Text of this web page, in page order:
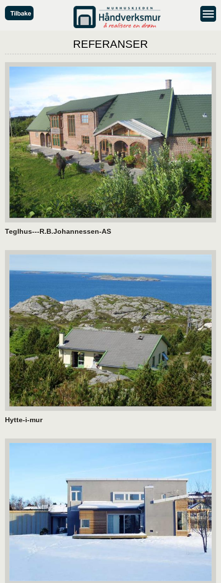
REFERANSER
Teglhus---R.B.Johannessen-AS
Hytte-i-mur